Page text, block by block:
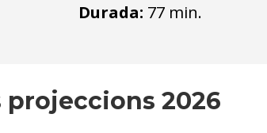
Durada: 77 min.
projeccions 2026